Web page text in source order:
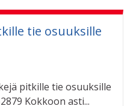
tie osuuksille
pitkille tie osuuksille
Kokkoon asti...